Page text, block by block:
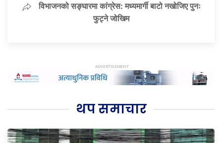
विभाजनको सङ्घारमा कांग्रेस: मध्यमार्गी बाटो नखोजिए पुनः
फुट्ने जोखिम
थप समाचार